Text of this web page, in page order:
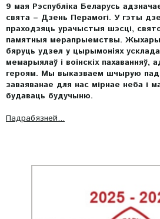
9 мая Рэспубліка Беларусь
свята – Дзень Перамогі. У гэты
праходзяць урачыстыя шэсці,
памятныя мерапрыемствы.
бяруць удзел у цырымоніях
мемарыялаў і воінскіх пахаванняў,
героям. Мы выказваем шчырую
заваяванае для нас мірнае неба і
будаваць будучыню.
Падрабязней...